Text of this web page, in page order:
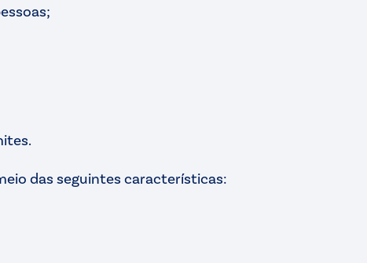
das seguintes características: